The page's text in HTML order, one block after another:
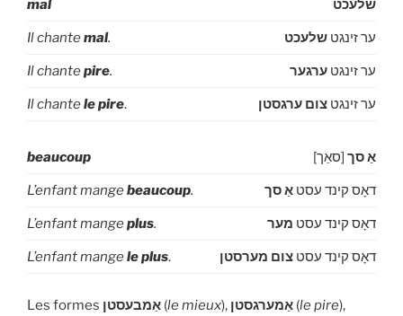
mal שלעכט
Il chantemal. ער זינגט שלעכט
Il chantepire. ער זינגט ערגער
Il chantele pire. ער זינגט צום ערגסטן
beaucoup אַ סך [סאַך]
L’enfant mangebeaucoup. דאָס קינד עסט אַ סך
L’enfant mangeplus. דאָס קינד עסט מער
L’enfant mangele plus. דאָס קינד עסט צום מערסטן
Les formes אַמבעסטן (le mieux), אַמערגסטן (le pire),